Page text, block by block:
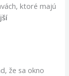
ktoré majú
že sa okno